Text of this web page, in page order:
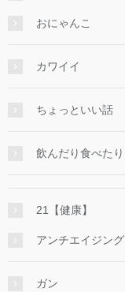
おにゃんこ
カワイイ
ちょっといい話
飲んだり食べたり
21【健康】
アンチエイジング
ガン